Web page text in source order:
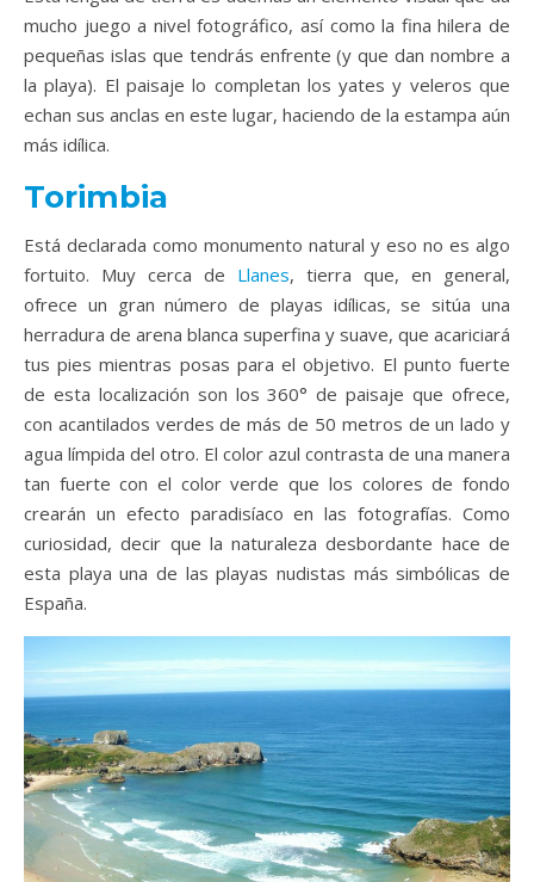
mucho juego a nivel fotográfico, así como la fina hilera de
pequeñas islas que tendrás enfrente (y que dan nombre a
la playa). El paisaje lo completan los yates y veleros que
echan sus anclas en este lugar, haciendo de la estampa aún
más idílica.
Torimbia
Está declarada como monumento natural y eso no es algo
fortuito. Muy cerca de Llanes, tierra que, en general,
ofrece un gran número de playas idílicas, se sitúa una
herradura de arena blanca superfina y suave, que acariciará
tus pies mientras posas para el objetivo. El punto fuerte
de esta localización son los 360° de paisaje que ofrece,
con acantilados verdes de más de 50 metros de un lado y
agua límpida del otro. El color azul contrasta de una manera
tan fuerte con el color verde que los colores de fondo
crearán un efecto paradisíaco en las fotografías. Como
curiosidad, decir que la naturaleza desbordante hace de
esta playa una de las playas nudistas más simbólicas de
España.